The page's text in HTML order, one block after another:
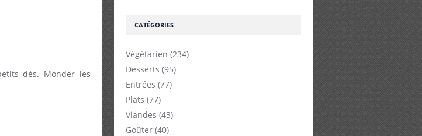
dés. Monder les
CATÉGORIES
Végétarien (234)
Desserts (95)
Entrées (77)
Plats (77)
Viandes (43)
Goûter (40)